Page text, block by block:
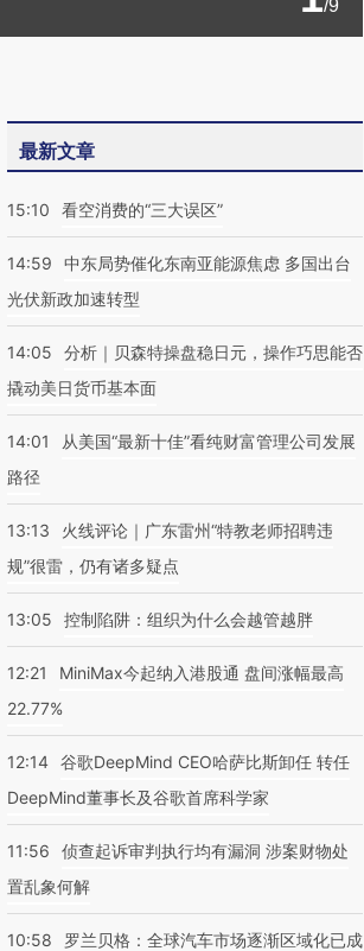
/9
员跨国走私7万
丸 尿检体内含3种
视线｜HYROX的吸金
术：是什么让中产们甘
最新文章
15:10 看空消费的“三大误区”
14:59
中东局势催化东南亚能源焦虑 多国出台
光伏新政加速转型
14:05
分析｜贝森特操盘稳日元，操作巧思能否
撬动美日货币基本面
14:01
从美国“最新十佳”看纯财富管理公司发展
路径
13:13
火线评论｜广东雷州“特教老师招聘违
规”很雷，仍有诸多疑点
13:05 控制陷阱：组织为什么会越管越胖
12:21
MiniMax今起纳入港股通 盘间涨幅最高
22.77%
12:14 谷歌DeepMind CEO哈萨比斯卸任 转任
DeepMind董事长及谷歌首席科学家
11:56
侦查起诉审判执行均有漏洞 涉案财物处
置乱象何解
10:58
罗兰贝格：全球汽车市场逐渐区域化已成